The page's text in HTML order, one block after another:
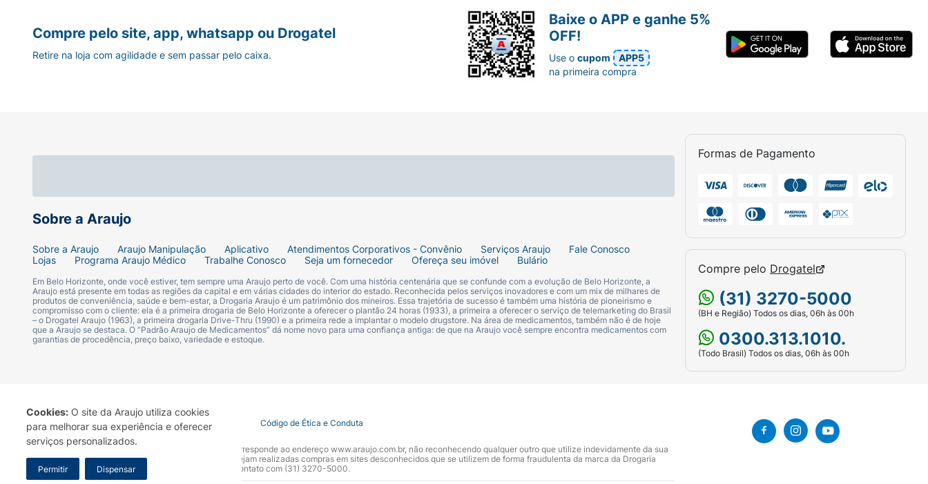
Cookies: O site da Araujo utiliza cookies
para melhorar sua experiência e oferecer
serviços personalizados.
Permitir Dispensar
Sobre a Araujo
Sobre a Araujo Araujo Manipulação Aplicativo Atendimentos Corporativos - Convênio Serviços Araujo
Fale Conosco
Lojas
Programa Araujo Médico Trabalhe Conosco Seja um fornecedor Ofereça seu imóvel Bulário
Em Belo Horizonte, onde você estiver, tem sempre uma Araujo perto de você. Com uma história centenária que se confunde com a evolução de Belo Horizonte, a
Araujo está presente em todas as regiões da capital e em várias cidades do interior do estado. Reconhecida pelos serviços inovadores e com um mix de milhares de
produtos de conveniência, saúde e bem-estar, a Drogaria Araujo é um patrimônio dos mineiros. Essa trajetória de sucesso é também uma história de pioneirismo e
compromisso com o cliente: ela é a primeira drogaria de Belo Horizonte a oferecer o plantão 24 horas (1933), a primeira a oferecer o serviço de telemarketing do Brasil
– o Drogatel Araujo (1963), a primeira drogaria Drive-Thru (1990) e a primeira rede a implantar o modelo drugstore. Na área de medicamentos, também não é de hoje
que a Araujo se destaca. O “Padrão Araujo de Medicamentos” dá nome novo para uma confiança antiga: de que na Araujo você sempre encontra medicamentos com
garantias de procedência, preço baixo, variedade e estoque.
Formas de Pagamento
Compre pelo Drogatel
(31) 3270-5000
(BH e Região) Todos os dias, 06h às 00h
0300.313.1010.
(Todo Brasil) Todos os dias, 06h às 00h
Compre pelo site, app, whatsapp ou Drogatel
Retire na loja com agilidade e sem passar pelo caixa.
Baixe o APP e ganhe 5%
OFF!
Use ocupom
APP5
na primeira compra
Termo de Uso Portal da Privacidade Covid-19 Código de Ética e Conduta
A Drogaria Araujo S/A informa que o seu site oficial corresponde ao endereço www.araujo.com.br, não reconhecendo qualquer outro que utilize indevidamente da sua
marca. Para sua segurança recomendamos que não sejam realizadas compras em sites desconhecidos que se utilizem de forma fraudulenta da marca da Drogaria
Araujo S.A. Em caso de dúvidas, gentileza entrar em contato com (31) 3270-5000.